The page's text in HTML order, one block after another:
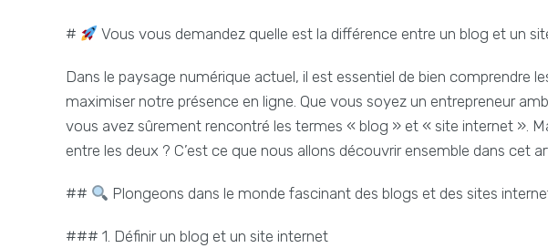
# Vous vous demandez quelle est la différence entre un blog et un
Dans le paysage numérique actuel, il est essentiel de bien comprendre
maximiser notre présence en ligne. Que vous soyez un entrepreneur
vous avez sûrement rencontré les termes « blog » et « site internet ».
entre les deux ? C’est ce que nous allons découvrir ensemble dans cet
## Plongeons dans le monde fascinant des blogs et des sites
### 1. Définir un blog et un site internet